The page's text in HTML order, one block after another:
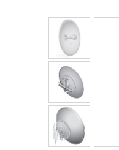
МАРШРУТИЗАТОРИ